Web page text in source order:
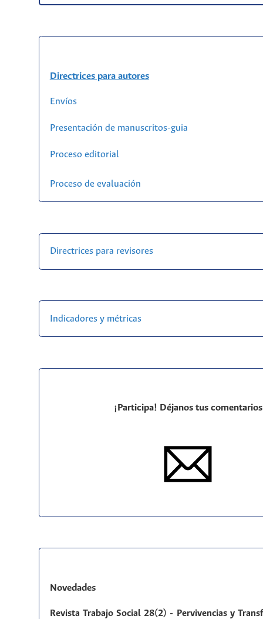
Directrices para autores
Envíos
Presentación de manuscritos-guia
Proceso editorial
Proceso de evaluación
Directrices para revisores
Indicadores y métricas
¡Participa! Déjanos tus comentarios
Novedades
Revista Trabajo Social 28(2) - Pervivencias y